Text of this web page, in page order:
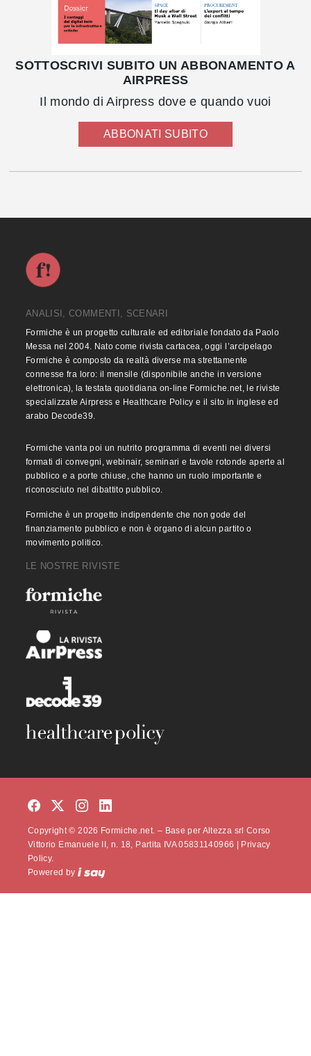
SOTTOSCRIVI SUBITO UN ABBONAMENTO A
AIRPRESS
Il mondo di Airpress dove e quando vuoi
ABBONATI SUBITO
ANALISI, COMMENTI, SCENARI
Formiche è un progetto culturale ed editoriale fondato da Paolo
Messa nel 2004. Nato come rivista cartacea, oggi l’arcipelago
Formiche è composto da realtà diverse ma strettamente
connesse fra loro: il mensile (disponibile anche in versione
elettronica), la testata quotidiana on-line Formiche.net, le riviste
specializzate Airpress e Healthcare Policy e il sito in inglese ed
arabo Decode39.
Formiche vanta poi un nutrito programma di eventi nei diversi
formati di convegni, webinair, seminari e tavole rotonde aperte al
pubblico e a porte chiuse, che hanno un ruolo importante e
riconosciuto nel dibattito pubblico.
Formiche è un progetto indipendente che non gode del
finanziamento pubblico e non è organo di alcun partito o
movimento politico.
LE NOSTRE RIVISTE
Copyright © 2026 Formiche.net. – Base per Altezza srl Corso
Vittorio Emanuele II, n. 18, Partita IVA 05831140966 | Privacy
Policy.
Powered by